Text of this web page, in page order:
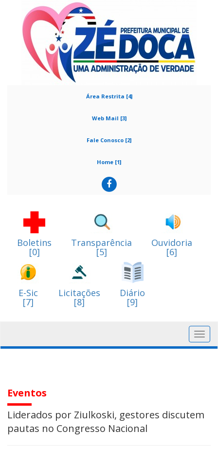
Área Restrita [4]
Web Mail [3]
Fale Conosco [2]
Home [1]
Boletins
[0]
Transparência
[5]
Ouvidoria
[6]
E-Sic
[7]
Licitações
[8]
Diário
[9]
Eventos
Liderados por Ziulkoski, gestores discutem
pautas no Congresso Nacional